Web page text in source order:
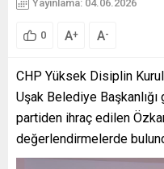
Yayınlama: 04.06.2026
0 A+ A-
CHP Yüksek Disiplin
Uşak Belediye
partiden ihraç edilen
değerlendirmelerde